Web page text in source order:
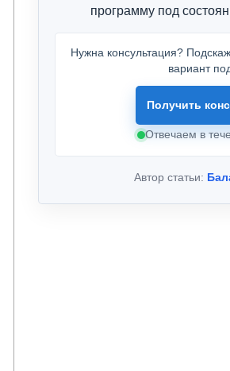
программу под
Нужна консультация?
вариант
Получить
Отвечаем в
Автор статьи: